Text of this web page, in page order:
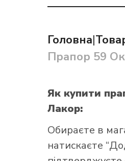
Головна|
Прапор 59
Як купити
Лакор:
Обираєте в
натискаєте